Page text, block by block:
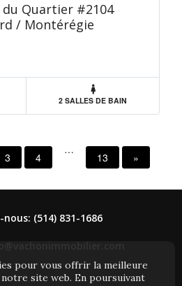
du Quartier #2104
/ Montérégie
2 SALLES DE BAIN
3 4
…
13 »
(514) 831-1686
pour vous offrir la meilleure
site web. En poursuivant